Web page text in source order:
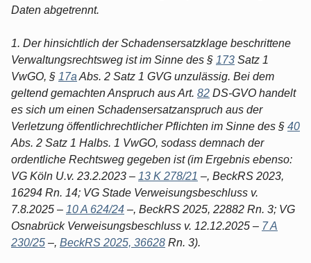
Daten abgetrennt.
1. Der hinsichtlich der Schadensersatzklage beschrittene
Verwaltungsrechtsweg ist im Sinne des § 173 Satz 1
VwGO, § 17a Abs. 2 Satz 1 GVG unzulässig. Bei dem
geltend gemachten Anspruch aus Art. 82 DS-GVO handelt
es sich um einen Schadensersatzanspruch aus der
Verletzung öffentlichrechtlicher Pflichten im Sinne des § 40
Abs. 2 Satz 1 Halbs. 1 VwGO, sodass demnach der
ordentliche Rechtsweg gegeben ist (im Ergebnis ebenso:
VG Köln U.v. 23.2.2023 – 13 K 278/21 –, BeckRS 2023,
16294 Rn. 14; VG Stade Verweisungsbeschluss v.
7.8.2025 – 10 A 624/24 –, BeckRS 2025, 22882 Rn. 3; VG
Osnabrück Verweisungsbeschluss v. 12.12.2025 – 7 A
230/25 –, BeckRS 2025, 36628 Rn. 3).